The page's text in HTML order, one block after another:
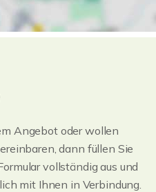
Angebot oder wollen
dann füllen Sie
vollständig aus und
mit Ihnen in Verbindung.